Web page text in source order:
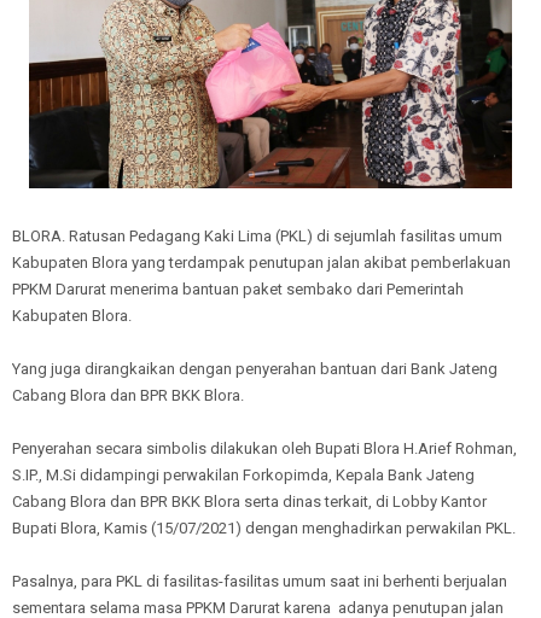
BLORA. Ratusan Pedagang Kaki Lima (PKL) di sejumlah fasilitas umum
Kabupaten Blora yang terdampak penutupan jalan akibat pemberlakuan
PPKM Darurat menerima bantuan paket sembako dari Pemerintah
Kabupaten Blora.
Yang juga dirangkaikan dengan penyerahan bantuan dari Bank Jateng
Cabang Blora dan BPR BKK Blora.
Penyerahan secara simbolis dilakukan oleh Bupati Blora H.Arief Rohman,
S.IP., M.Si didampingi perwakilan Forkopimda, Kepala Bank Jateng
Cabang Blora dan BPR BKK Blora serta dinas terkait, di Lobby Kantor
Bupati Blora, Kamis (15/07/2021) dengan menghadirkan perwakilan PKL.
Pasalnya, para PKL di fasilitas-fasilitas umum saat ini berhenti berjualan
sementara selama masa PPKM Darurat karena adanya penutupan jalan